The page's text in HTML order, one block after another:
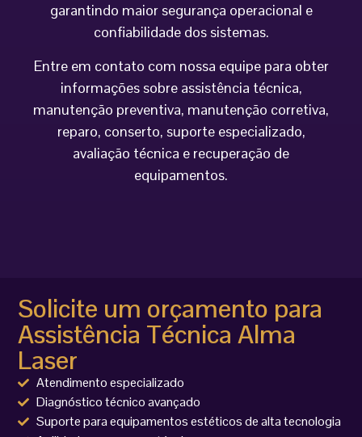
garantindo maior segurança operacional e
confiabilidade dos sistemas.
Entre em contato com nossa equipe para obter
informações sobre assistência técnica,
manutenção preventiva, manutenção corretiva,
reparo, conserto, suporte especializado,
avaliação técnica e recuperação de
equipamentos.
Solicite um orçamento para
Assistência Técnica Alma
Laser
Atendimento especializado
Diagnóstico técnico avançado
Suporte para equipamentos estéticos de alta tecnologia